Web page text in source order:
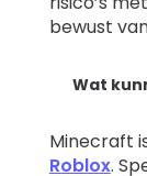
bewust
Wat
Minecraft
Roblox.